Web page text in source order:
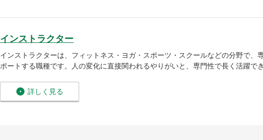
インストラクター
インストラクターは、フィットネス・ヨガ・スポーツ・スクールなどの分野で
ポートする職種です。人の変化に直接関われるやりがいと、専門性で長く活躍で
詳しく見る